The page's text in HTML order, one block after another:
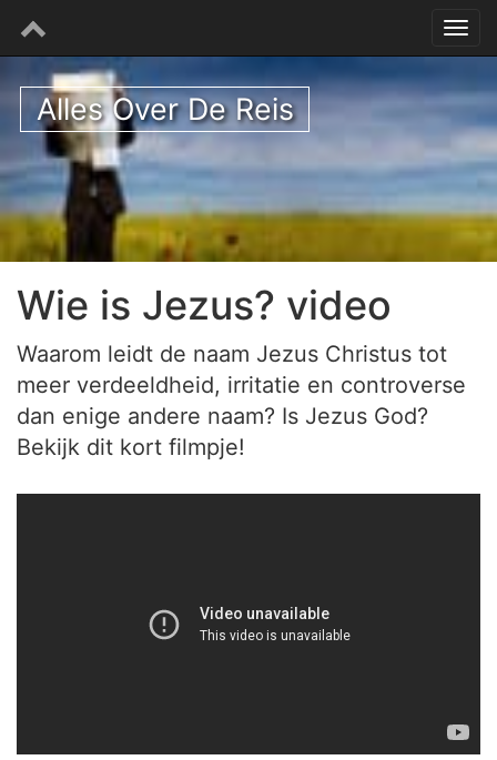
Alles Over De Reis
Wie is Jezus? video
Waarom leidt de naam Jezus Christus tot
meer verdeeldheid, irritatie en controverse
dan enige andere naam? Is Jezus God?
Bekijk dit kort filmpje!